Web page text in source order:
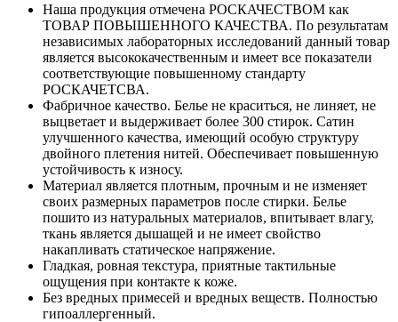
Наша продукция отмечена РОСКАЧЕСТВОМ как
ТОВАР ПОВЫШЕННОГО КАЧЕСТВА. По результатам
независимых лабораторных исследований данный товар
является высококачественным и имеет все показатели
соответствующие повышенному стандарту
РОСКАЧЕТСВА.
Фабричное качество. Белье не краситься, не линяет, не
выцветает и выдерживает более 300 стирок. Сатин
улучшенного качества, имеющий особую структуру
двойного плетения нитей. Обеспечивает повышенную
устойчивость к износу.
Материал является плотным, прочным и не изменяет
своих размерных параметров после стирки. Белье
пошито из натуральных материалов, впитывает влагу,
ткань является дышащей и не имеет свойство
накапливать статическое напряжение.
Гладкая, ровная текстура, приятные тактильные
ощущения при контакте к коже.
Без вредных примесей и вредных веществ. Полностью
гипоаллергенный.